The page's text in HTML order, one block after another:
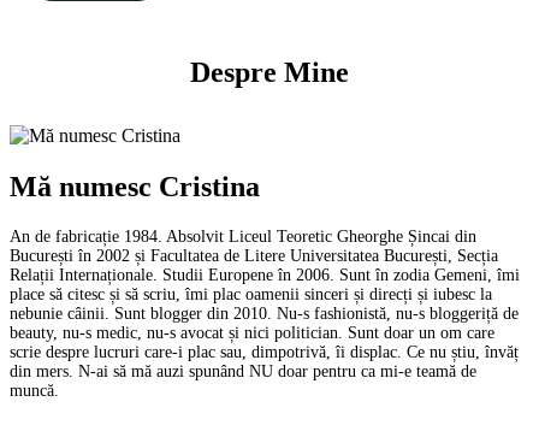
Despre Mine
Mă numesc Cristina
An de fabricație 1984. Absolvit Liceul Teoretic Gheorghe Șincai din
București în 2002 și Facultatea de Litere Universitatea București, Secția
Relații Internaționale. Studii Europene în 2006. Sunt în zodia Gemeni, îmi
place să citesc și să scriu, îmi plac oamenii sinceri și direcți și iubesc la
nebunie câinii. Sunt blogger din 2010. Nu-s fashionistă, nu-s bloggeriță de
beauty, nu-s medic, nu-s avocat și nici politician. Sunt doar un om care
scrie despre lucruri care-i plac sau, dimpotrivă, îi displac. Ce nu știu, învăț
din mers. N-ai să mă auzi spunând NU doar pentru ca mi-e teamă de
muncă.